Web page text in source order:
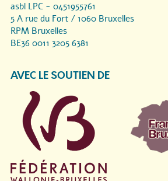
asbl LPC - 0451955761
5 A rue du Fort / 1060 Bruxelles
RPM Bruxelles
BE36 0011 3205 6381
AVEC LE SOUTIEN DE